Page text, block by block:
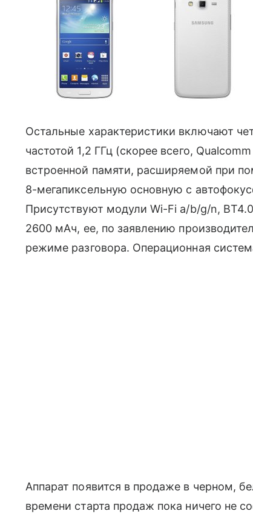
Остальные характеристики включают
частотой 1,2 ГГц (скорее всего,
встроенной памяти, расширяемой при
8-мегапиксельную основную с
Присутствуют модули Wi-Fi a/b/g/n,
2600 мАч, ее, по заявлению
режиме разговора. Операционная
Аппарат появится в продаже в черном,
времени старта продаж пока ничего не